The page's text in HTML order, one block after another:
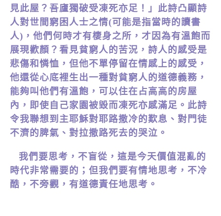
見此屋？吾廬獨破受凍死亦足！」此詩凸顯詩
人對世間窮困人士之情(可能是指當時的讀書
人)，他們何時才有棲身之所，才因為有溫飽而
展現歡顏？看見貧窮人的苦況，詩人的感受是
悲傷和憐恤，但他不單停留在情感上的感受，
他還從心底裡生出一種對貧窮人的道德義務，
能夠叫他們有溫飽，可以住在占高高的房屋
內，即使自己家園被毀而凍死亦感滿足。此詩
令我聯想到主耶穌對耶路撒冷的歎息、對門徒
不濟的脾氣、對拉撒路死去的哭泣。
我們要思考，不盲從，這是今天價值混亂的
時代非常需要的；但我們要有情地思考，不冷
酷，不旁觀，有道德責任地思考。